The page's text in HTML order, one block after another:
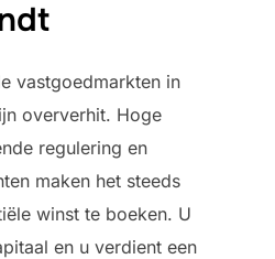
vastgoedmarkten in
oververhit. Hoge
regulering en
maken het steeds
winst te boeken. U
en u verdient een